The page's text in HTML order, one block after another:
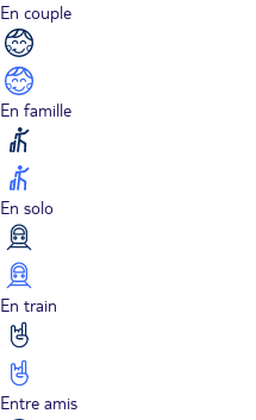
En couple
En famille
En solo
En train
Entre amis